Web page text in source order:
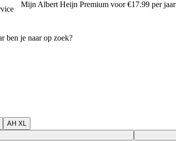
Mijn Albert Heijn Premium voor €17.99 per jaar
AH XL